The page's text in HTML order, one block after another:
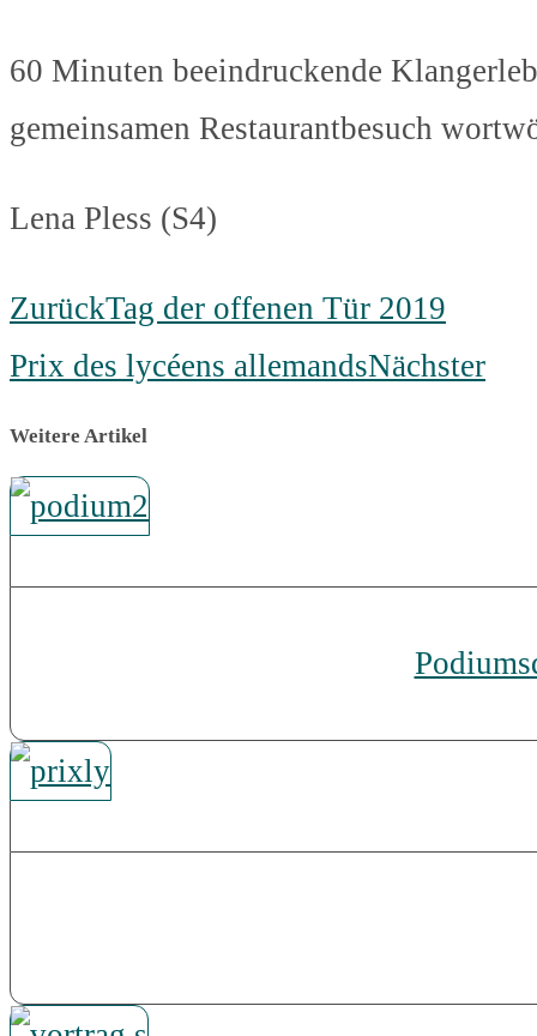
60 Minuten beeindruckende
gemeinsamen Restaurantbesuch
Lena Pless (S4)
ZurückTag der offenen Tür 2019
Prix des lycéens allemandsNächster
Weitere Artikel